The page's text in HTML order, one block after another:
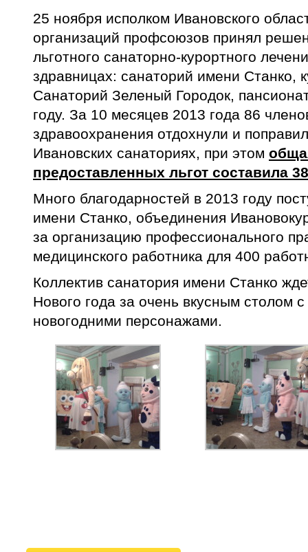
25 ноября исполком Ивановского
организаций профсоюзов принял
льготного санаторно-курортного
здравницах: санаторий имени Станко,
Санаторий Зеленый Городок,
году. За 10 месяцев 2013 года 86
здравоохранения отдохнули и
Ивановских санаториях, при этом
предоставленных льгот составила
Много благодарностей в 2013 году
имени Станко, объединения
за организацию профессионального
медицинского работника для 400
Коллектив санатория имени Станко
Нового года за очень вкусным столом
новогодними персонажами.